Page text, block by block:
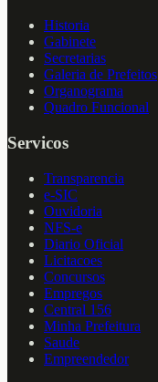
Historia
Gabinete
Secretarias
Galeria de Prefeitos
Organograma
Quadro Funcional
Servicos
Transparencia
e-SIC
Ouvidoria
NFS-e
Diario Oficial
Licitacoes
Concursos
Empregos
Central 156
Minha Prefeitura
Saude
Empreendedor